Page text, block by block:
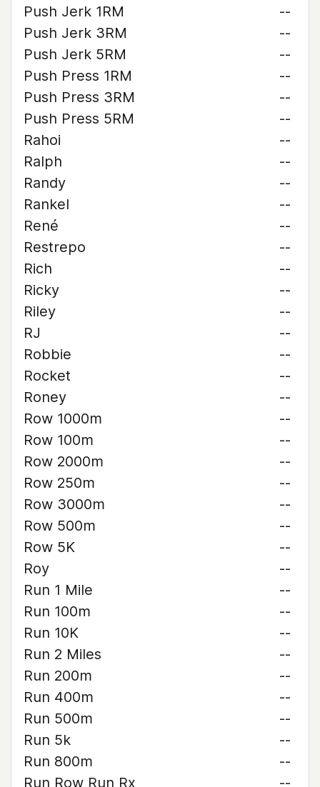
Push Jerk 1RM
--
Push Jerk 3RM
--
Push Jerk 5RM
--
Push Press 1RM
--
Push Press 3RM
--
Push Press 5RM
--
Rahoi
--
Ralph
--
Randy
--
Rankel
--
René
--
Restrepo
--
Rich
--
Ricky
--
Riley
--
RJ
--
Robbie
--
Rocket
--
Roney
--
Row 1000m
--
Row 100m
--
Row 2000m
--
Row 250m
--
Row 3000m
--
Row 500m
--
Row 5K
--
Roy
--
Run 1 Mile
--
Run 100m
--
Run 10K
--
Run 2 Miles
--
Run 200m
--
Run 400m
--
Run 500m
--
Run 5k
--
Run 800m
--
Run Row Run Rx
--